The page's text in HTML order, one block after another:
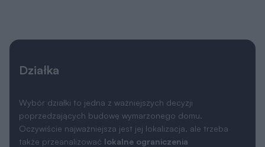
Działka
Wybór działki to jedna z ważniejszych decyzji
poprzedzających budowę wymarzonego domu.
Oczywiście najważniejsza jest jej lokalizacja, ale trzeba
także przeanalizować lokalne ograniczenia